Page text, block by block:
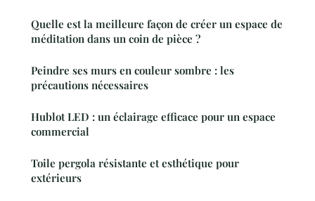
Quelle est la meilleure façon de créer un espace de
méditation dans un coin de pièce ?
Peindre ses murs en couleur sombre : les
précautions nécessaires
Hublot LED : un éclairage efficace pour un espace
commercial
Toile pergola résistante et esthétique pour
extérieurs